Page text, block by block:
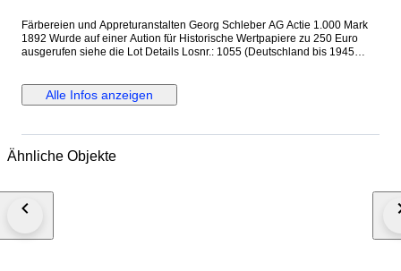
Färbereien und Appreturanstalten Georg Schleber AG Actie 1.000 Mark
1892 Wurde auf einer Aution für Historische Wertpapiere zu 250 Euro
ausgerufen siehe die Lot Details Losnr.: 1055 (Deutschland bis 1945
(Auflage 3500, R 7). Ausruf: 250,00 EUR Ausgabe- datum: 01.10.1892
Ausgabe- ort: Reichenbach i.V. und Greiz + 6 weitere Internationaler
Alle Infos anzeigen
Ähnliche Objekte